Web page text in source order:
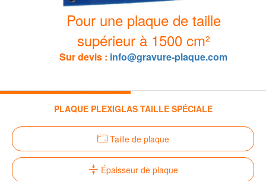
Pour une plaque de taille
supérieur à 1500 cm²
Sur devis : info@gravure-plaque.com
PLAQUE PLEXIGLAS TAILLE SPÉCIALE
Taille de plaque
Épaisseur de plaque